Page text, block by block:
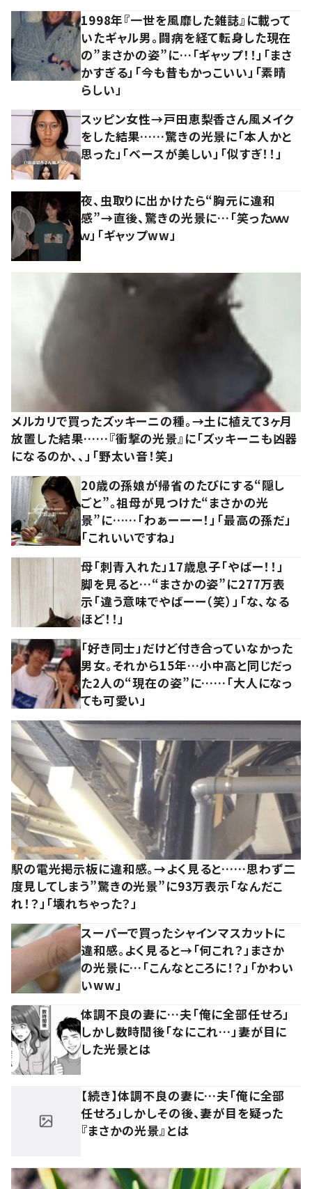
1998年『一世を風靡した雑誌』に載って
いたギャル男。闘病を経て転身した現在
の”まさかの姿”に…「ギャップ！！」「まさ
かすぎる」「今も昔もかっこいい」「素晴
らしい」
スッピン女性→戸田恵梨香さん風メイク
をした結果……驚きの光景に「本人かと
思った」「ベースが美しい」「似すぎ！！」
夜、虫取りに出かけたら“胸元に違和
感”→直後、驚きの光景に…「笑ったｗｗ
ｗ」「ギャップww」
メルカリで買ったズッキーニの種。→土に植えて3ヶ月
放置した結果……『衝撃の光景』に「ズッキーニも凶器
になるのか、、」「野太い音！笑」
20歳の孫娘が帰省のたびにする“隠し
ごと”。祖母が見つけた“まさかの光
景”に……「わぁーーー！」「最高の孫だ」
「これいいですね」
母「刺青入れた」17歳息子「やばー！！」
脚を見ると…“まさかの姿”に277万表
示「違う意味でやばーー（笑）」「な、なる
ほど！！」
「好き同士」だけど付き合っていなかった
男女。それから15年…小中高と同じだっ
た2人の“現在の姿”に……「大人になっ
ても可愛い」
駅の電光掲示板に違和感。→よく見ると……思わず二
度見してしまう”驚きの光景”に93万表示「なんだこ
れ！？」「壊れちゃった？」
スーパーで買ったシャインマスカットに
違和感。よく見ると→「何これ？」まさか
の光景に…「こんなところに！？」「かわい
いww」
体調不良の妻に…夫「俺に全部任せろ」
しかし数時間後「なにこれ…」妻が目に
した光景とは
【続き】体調不良の妻に…夫「俺に全部
任せろ」しかしその後、妻が目を疑った
『まさかの光景』とは